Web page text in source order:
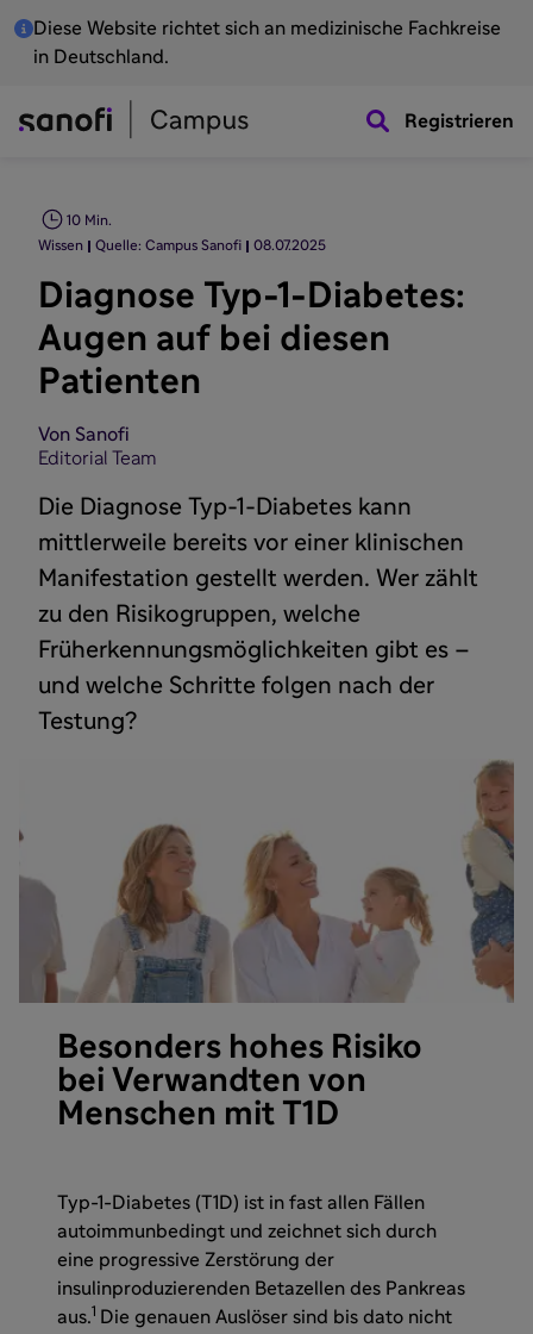
Diese Website richtet sich an medizinische Fachkreise
in Deutschland.
Registrieren
Wissen Quelle: Campus Sanofi 08.07.2025
10 Min.
Diagnose Typ-1-Diabetes:
Augen auf bei diesen
Patienten
Von Sanofi
Editorial Team
Die Diagnose Typ-1-Diabetes kann
mittlerweile bereits vor einer klinischen
Manifestation gestellt werden. Wer zählt
zu den Risikogruppen, welche
Früherkennungsmöglichkeiten gibt es –
und welche Schritte folgen nach der
Testung?
Besonders hohes Risiko
bei Verwandten von
Menschen mit T1D
Typ-1-Diabetes (T1D) ist in fast allen Fällen
autoimmunbedingt und zeichnet sich durch
eine progressive Zerstörung der
insulinproduzierenden Betazellen des Pankreas
aus.1 Die genauen Auslöser sind bis dato nicht